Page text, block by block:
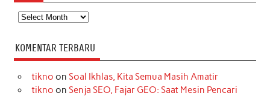
Arsip
KOMENTAR TERBARU
tikno on Soal Ikhlas, Kita Semua Masih Amatir
tikno on Senja SEO, Fajar GEO: Saat Mesin Pencari